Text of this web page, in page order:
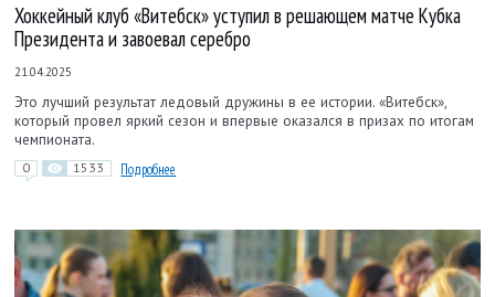
Хоккейный клуб «Витебск» уступил в решающем матче Кубка
Президента и завоевал серебро
21.04.2025
Это лучший результат ледовый дружины в ее истории. «Витебск»,
который провел яркий сезон и впервые оказался в призах по итогам
чемпионата.
0 1533 Подробнее